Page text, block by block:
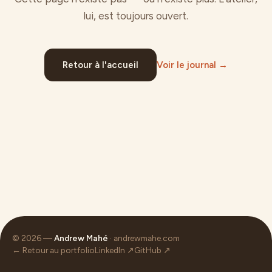
lui, est toujours ouvert.
Retour à l'accueil Voir le journal →
© 2026 —Andrew Mahé · andrewmahe.com
← Retour au portfolioLinkedIn ↗GitHub ↗